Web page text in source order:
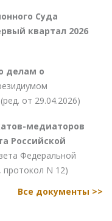
Суда
квартал 2026
делам о
от 29.04.2026)
медиаторов
Российской
Федеральной
протокол N 12)
Все документы >>